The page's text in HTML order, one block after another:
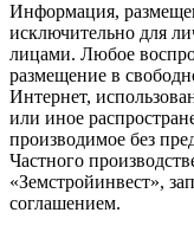
Информация,
исключительно для
лицами. Любое
размещение в
Интернет,
или иное
производимое без
Частного
«Земстройинвест»,
соглашением.